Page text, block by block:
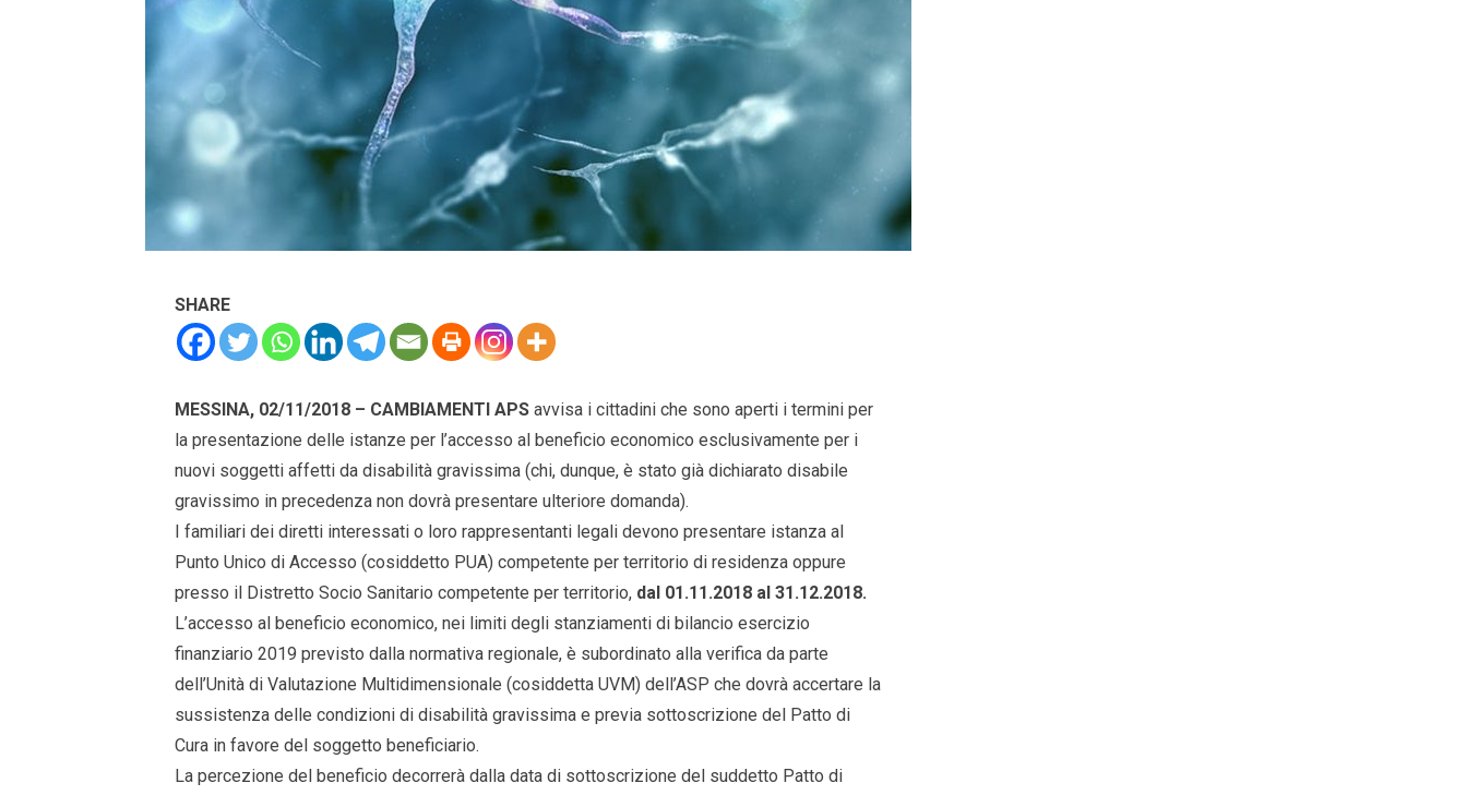
SHARE
MESSINA, 02/11/2018 – CAMBIAMENTI APS avvisa i cittadini che sono aperti i termini per
la presentazione delle istanze per l’accesso al beneficio economico esclusivamente per i
nuovi soggetti affetti da disabilità gravissima (chi, dunque, è stato già dichiarato disabile
gravissimo in precedenza non dovrà presentare ulteriore domanda).
I familiari dei diretti interessati o loro rappresentanti legali devono presentare istanza al
Punto Unico di Accesso (cosiddetto PUA) competente per territorio di residenza oppure
presso il Distretto Socio Sanitario competente per territorio, dal 01.11.2018 al 31.12.2018.
L’accesso al beneficio economico, nei limiti degli stanziamenti di bilancio esercizio
finanziario 2019 previsto dalla normativa regionale, è subordinato alla verifica da parte
dell’Unità di Valutazione Multidimensionale (cosiddetta UVM) dell’ASP che dovrà accertare la
sussistenza delle condizioni di disabilità gravissima e previa sottoscrizione del Patto di
Cura in favore del soggetto beneficiario.
La percezione del beneficio decorrerà dalla data di sottoscrizione del suddetto Patto di